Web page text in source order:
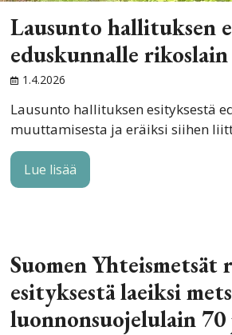
Lausunto hallituksen
eduskunnalle
1.4.2026
Lausunto hallituksen esityksestä
muuttamisesta ja eräiksi siihen
Lue lisää
Suomen
esityksestä laeiksi
luonnonsuojelulain